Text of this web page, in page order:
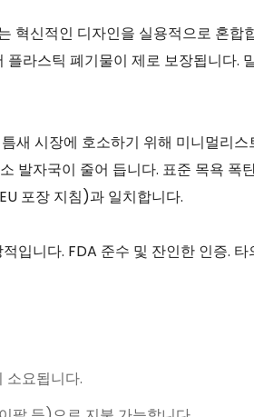
신적인 디자인을 실용적으로 혼합
라스틱 폐기물이 제로 보장됩니다.
새 시장에 호소하기 위해 미니멀리스
발자국이 줄어 듭니다. 표준 목욕
포장 지침)과 일치합니다.
입니다. FDA 준수 및 잔인한 인증.
소요됩니다.